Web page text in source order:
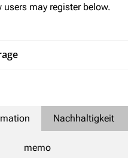
users may register below.
Nachhaltigkeit
memo